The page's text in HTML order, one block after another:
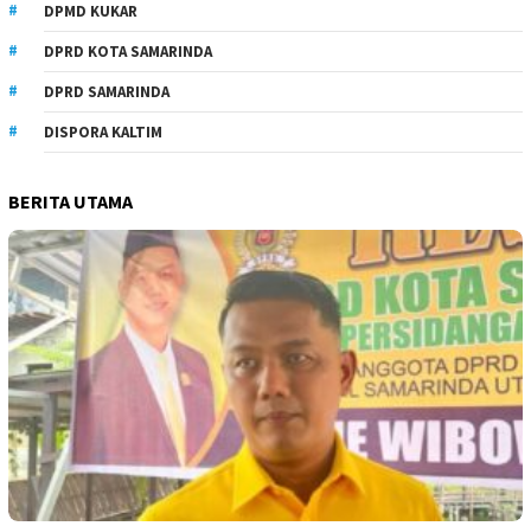
DPMD KUKAR
DPRD KOTA SAMARINDA
DPRD SAMARINDA
DISPORA KALTIM
BERITA UTAMA